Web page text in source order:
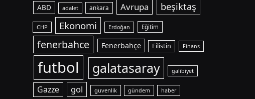
ABD adalet ankara Avrupa beşiktaş
CHP Ekonomi Erdoğan Eğitim
fenerbahce Fenerbahçe Filistin Finans
futbol galatasaray galibiyet
Gazze gol guvenlik gündem haber